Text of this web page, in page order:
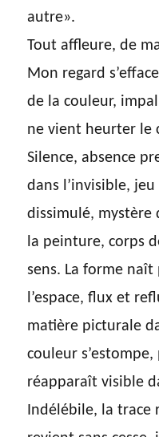
autre».
Tout affleure, de
Mon regard
de la couleur,
ne vient heurter le
Silence, absence
dans l’invisible,
dissimulé, mystère
la peinture, corps
sens. La forme
l’espace, flux et
matière picturale
couleur
réapparaît visible
Indélébile, la trace